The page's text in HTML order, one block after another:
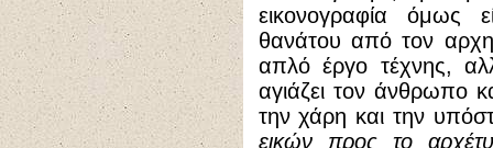
εικονογραφία όμως
θανάτου από τον
απλό έργο τέχνης,
αγιάζει τον άνθρωπο
την χάρη και την
εικών προς το